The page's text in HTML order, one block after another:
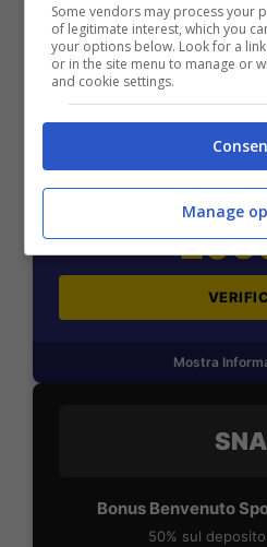
Mostra
Bonus Benvenuto
50% sul
Some vendors may process your
of legitimate interest, which you
your options below. Look for a
or in the site menu to manage or
and cookie settings.
Manage